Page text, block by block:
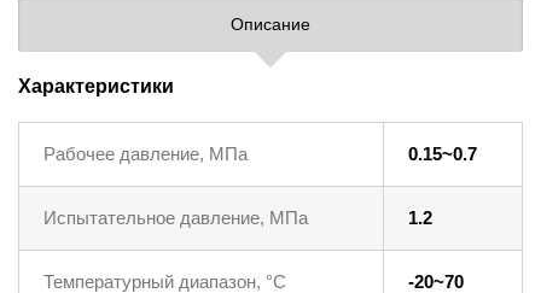
Описание
Характеристики
Рабочее давление, МПа 0.15~0.7
Испытательное давление, МПа 1.2
Температурный диапазон, °C -20~70